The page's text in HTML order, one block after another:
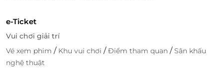
e-Ticket
Vui chơi giải trí
Vé xem phim / Khu vui chơi /Điểm tham quan /Sân khấu
nghệ thuật